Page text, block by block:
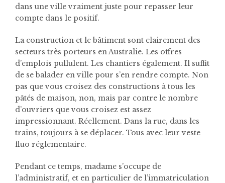
dans une ville vraiment juste pour repasser leur
compte dans le positif.
La construction et le bâtiment sont clairement des
secteurs très porteurs en Australie. Les offres
d’emplois pullulent. Les chantiers également. Il suffit
de se balader en ville pour s’en rendre compte. Non
pas que vous croisez des constructions à tous les
pâtés de maison, non, mais par contre le nombre
d’ouvriers que vous croisez est assez
impressionnant. Réellement. Dans la rue, dans les
trains, toujours à se déplacer. Tous avec leur veste
fluo réglementaire.
Pendant ce temps, madame s’occupe de
l’administratif, et en particulier de l’immatriculation